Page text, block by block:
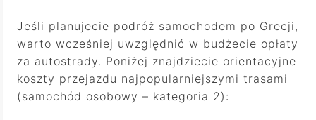
Jeśli planujecie podróż samochodem po Grecji,
warto wcześniej uwzględnić w budżecie opłaty
za autostrady. Poniżej znajdziecie orientacyjne
koszty przejazdu najpopularniejszymi trasami
(samochód osobowy – kategoria 2):